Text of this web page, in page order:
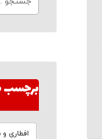
برچسب
افطاری